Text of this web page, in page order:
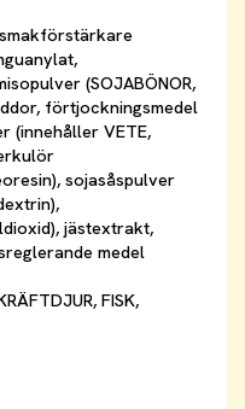
(SOJABÖNOR,
förtjockningsmedel
(innehåller VETE,
sojasåspulver
jästextrakt,
medel
FISK,